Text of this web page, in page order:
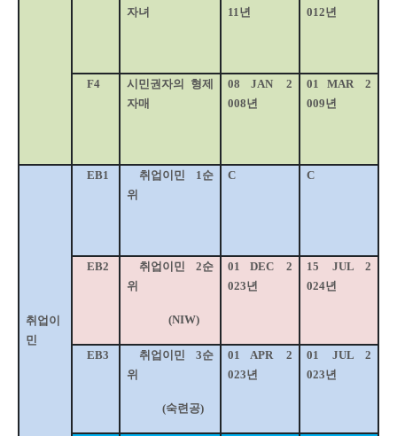
자녀
11년
012년
F4
시민권자의 형제
자매
08 JAN
2
008년
01 MAR
2
009년
취업이
민
EB1 취업이민 1순
위
C C
EB2 취업이민 2순
위
(NIW)
01 DEC
2
023년
15 JUL
2
024년
EB3 취업이민 3순
위
(숙련공)
01 APR
2
023년
01 JUL
2
023년